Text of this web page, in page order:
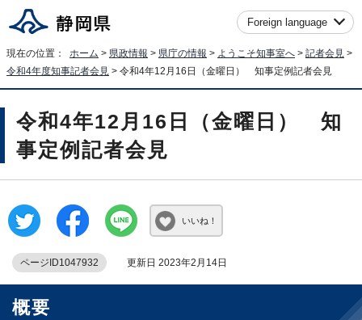
Foreign language
現在の位置： ホーム > 県政情報 > 県庁の情報 > ようこそ知事室へ > 記者会見 >
令和4年度知事記者会見 > 令和4年12月16日（金曜日） 知事定例記者会見
令和4年12月16日（金曜日） 知
事定例記者会見
いいね！
ページID1047932 更新日 2023年2月14日
概要